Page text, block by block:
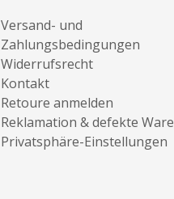
Versand- und
Zahlungsbedingungen
Widerrufsrecht
Kontakt
Retoure anmelden
Reklamation & defekte Ware
Privatsphäre-Einstellungen